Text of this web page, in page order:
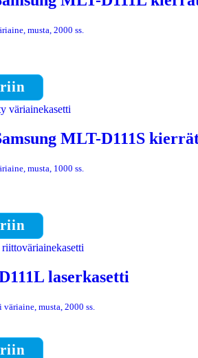
musta, 2000 ss.
MLT-D111S
musta, 1000 ss.
laserkasetti
musta, 2000 ss.